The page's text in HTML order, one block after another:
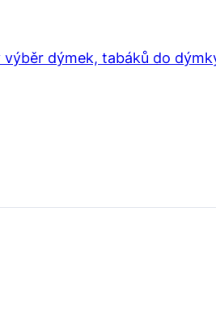
dýmek, tabáků do